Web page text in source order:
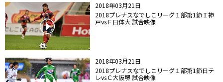
2018年03月21日
2018プレナスなでしこリーグ１部第1節Ｉ神
戸vsＦ日体大 試合映像
2018年03月21日
2018プレナスなでしこリーグ１部第1節日テ
レvsＣ大阪堺 試合映像